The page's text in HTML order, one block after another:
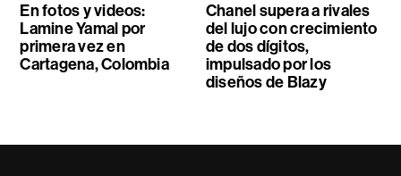
En fotos y videos:
Lamine Yamal por
primera vez en
Cartagena, Colombia
Chanel supera a rivales
del lujo con crecimiento
de dos dígitos,
impulsado por los
diseños de Blazy